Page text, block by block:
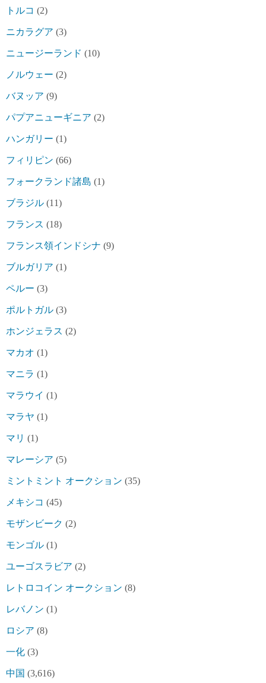
トルコ (2)
ニカラグア (3)
ニュージーランド (10)
ノルウェー (2)
バヌッア (9)
パプアニューギニア (2)
ハンガリー (1)
フィリピン (66)
フォークランド諸島 (1)
ブラジル (11)
フランス (18)
フランス領インドシナ (9)
ブルガリア (1)
ペルー (3)
ポルトガル (3)
ホンジェラス (2)
マカオ (1)
マニラ (1)
マラウイ (1)
マラヤ (1)
マリ (1)
マレーシア (5)
ミントミント オークション (35)
メキシコ (45)
モザンビーク (2)
モンゴル (1)
ユーゴスラビア (2)
レトロコイン オークション (8)
レバノン (1)
ロシア (8)
一化 (3)
中国 (3,616)